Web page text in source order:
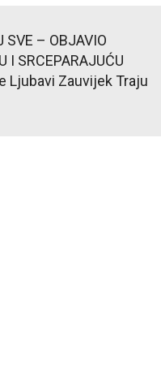
SVE – OBJAVIO
I SRCEPARAJUĆU
Ljubavi Zauvijek Traju